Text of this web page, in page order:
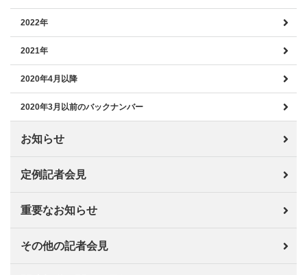
2022年
2021年
2020年4月以降
2020年3月以前のバックナンバー
お知らせ
定例記者会見
重要なお知らせ
その他の記者会見